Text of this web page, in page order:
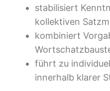
stabilisiert
kollektiven
kombiniert
führt zu
innerhalb klarer